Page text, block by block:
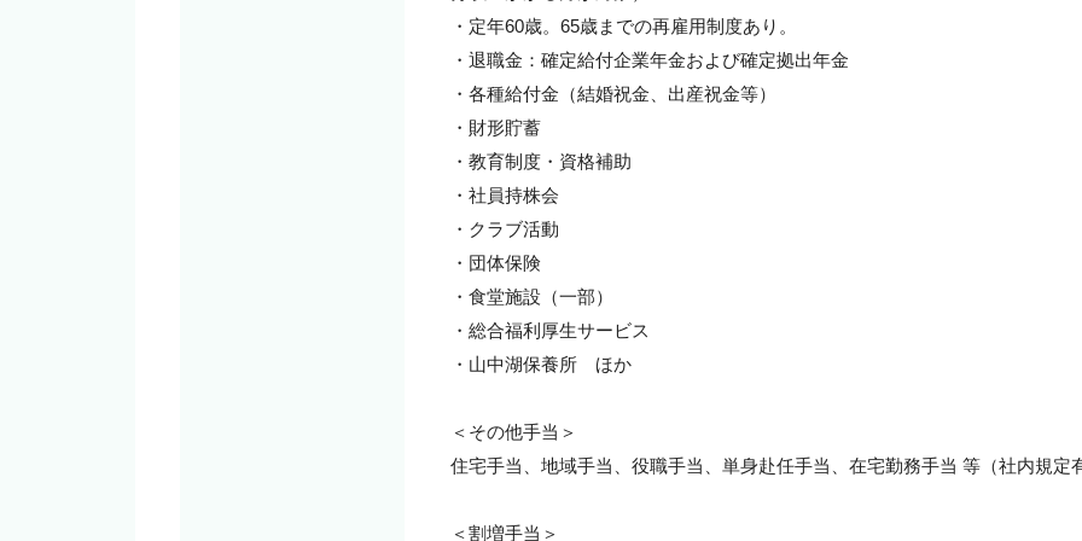
・定年60歳。65歳までの再雇用制度あり。
・退職金：確定給付企業年金および確定拠出年金
・各種給付金（結婚祝金、出産祝金等）
・財形貯蓄
・教育制度・資格補助
・社員持株会
・クラブ活動
・団体保険
・食堂施設（一部）
・総合福利厚生サービス
・山中湖保養所　ほか
＜その他手当＞
住宅手当、地域手当、役職手当、単身赴任手当、在宅勤務手当 等（社内規定
＜割増手当＞